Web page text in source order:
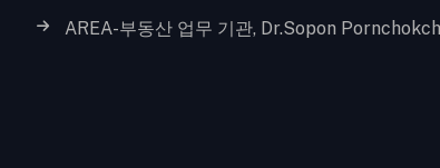
AREA-부동산 업무 기관, Dr.Sopon